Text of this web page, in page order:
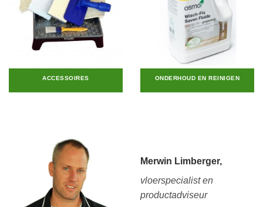
ACCESSOIRES ONDERHOUD EN REINIGEN
Merwin Limberger,
vloerspecialist en
productadviseur